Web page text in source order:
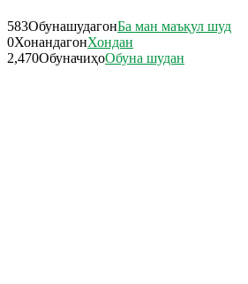
583ОбунашудагонБа ман маъқул шуд
0ХонандагонХондан
2,470ОбуначиҳоОбуна шудан